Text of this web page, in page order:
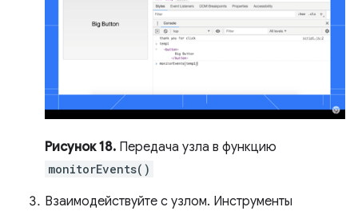
Рисунок 18. Передача узла в функцию
monitorEvents()
Взаимодействуйте с узлом. Инструменты